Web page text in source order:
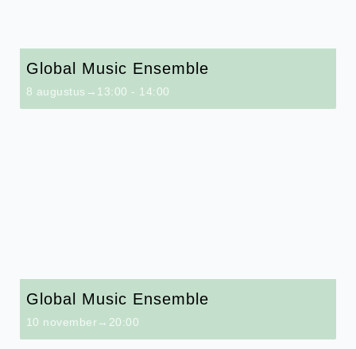
Global Music Ensemble
8 augustus→13:00 - 14:00
Global Music Ensemble
10 november→20:00